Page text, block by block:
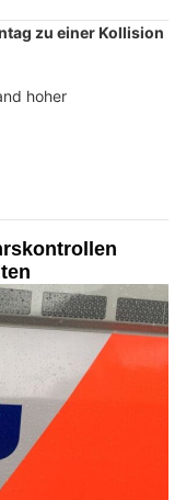
zu einer Kollision
hoher